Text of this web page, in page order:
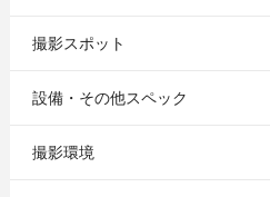
撮影スポット
設備・その他スペック
撮影環境